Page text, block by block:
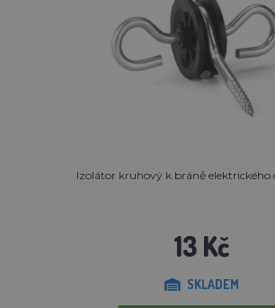
Izolátor kruhový k bráně elektrického
13 Kč
SKLADEM